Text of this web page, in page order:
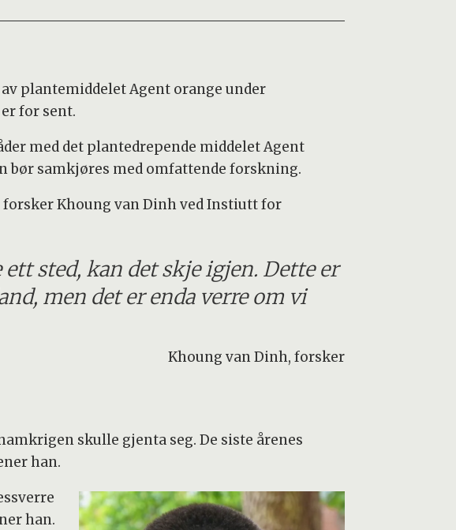
plantemiddelet Agent orange under
for sent.
med det plantedrepende middelet Agent
bør samkjøres med omfattende forskning.
Khoung van Dinh ved Instiutt for
sted, kan det skje igjen. Dette er
men det er enda verre om vi
Khoung van Dinh, forsker
skulle gjenta seg. De siste årenes
han.
han.